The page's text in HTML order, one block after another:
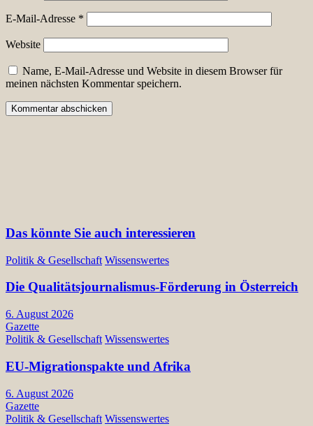
E-Mail-Adresse *
Website
Name, E-Mail-Adresse und Website in diesem Browser für
meinen nächsten Kommentar speichern.
Das könnte Sie auch interessieren
Politik & Gesellschaft Wissenswertes
Die Qualitätsjournalismus-Förderung in Österreich
6. August 2026
Gazette
Politik & Gesellschaft Wissenswertes
EU-Migrationspakte und Afrika
6. August 2026
Gazette
Politik & Gesellschaft Wissenswertes